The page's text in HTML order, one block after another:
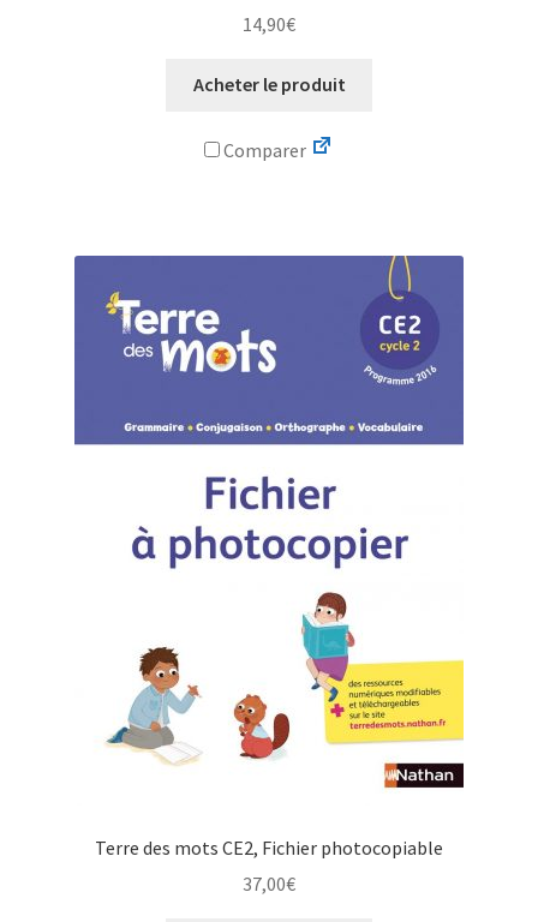
14,90€
Acheter le produit
Comparer
Terre des mots CE2, Fichier photocopiable
37,00€